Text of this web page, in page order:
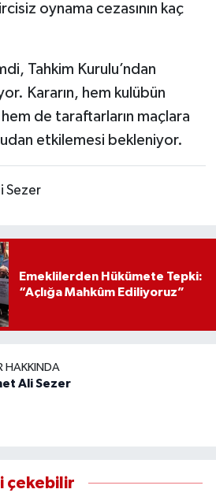
oynama cezasının kaç
Tahkim Kurulu’ndan
Kararın, hem kulübün
hem de taraftarların maçlara
etkilemesi bekleniyor.
Sezer
Emeklilerden Hükümete Tepki:
“Açlığa Mahkûm Ediliyoruz”
HAKKINDA
Ali Sezer
çekebilir